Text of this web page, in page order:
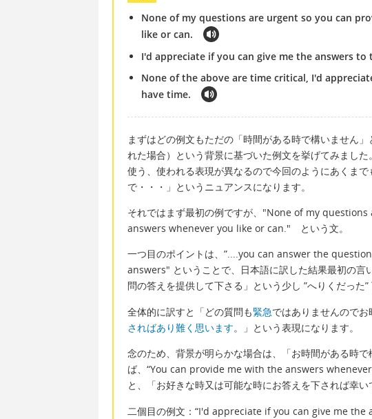
None of my questions are urgent so you can
like or can.
I'd appreciate if you can give me the answers
None of the above are time critical, I'd
have time.
まずはどの例文もただの「時間がある時で構いません
れた場合）という背景に基づいた例文を挙げてみまし
使う、使われる表現が異なるので今回のようにあくま
で・・・」というニュアンスになります。
それではまず最初の例ですが、"None of my
answers whenever you like or can." という文。
一つ目のポイントは、”....you can answer the
answers" ということで、日本語に訳した結果最初の言
問の答えを提供して下さる」という少し ”へりくだった”
全体的に訳すと「どの質問も緊急ではありませんのでお
さればあり難く思います。」という表現になります。
念のため、背景が明らかな場合は、「お時間がある時
ば、“You can provide me with the answers
と、「お好きな時又は可能な時にお答えを下されば幸
二個目の例文：“I'd appreciate if you can give me